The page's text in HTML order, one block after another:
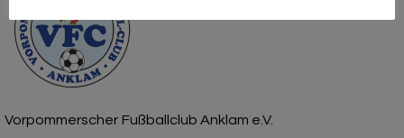
Vorpommerscher Fußballclub Anklam e.V.